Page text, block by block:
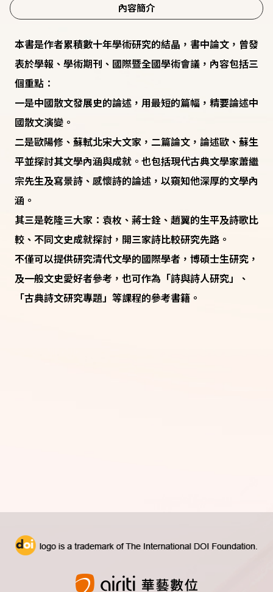
內容簡介
本書是作者累積數十年學術研究的結晶，書中論文，曾發
表於學報、學術期刊、國際暨全國學術會議，內容包括三
個重點：
一是中國散文發展史的論述，用最短的篇幅，精要論述中
國散文演變。
二是歐陽修、蘇軾北宋大文家，二篇論文，論述歐、蘇生
平並探討其文學內涵與成就。也包括現代古典文學家蕭繼
宗先生及寫景詩、感懷詩的論述，以窺知他深厚的文學內
涵。
其三是乾隆三大家：袁枚、蔣士銓、趙翼的生平及詩歌比
較、不同文史成就探討，開三家詩比較研究先路。
不僅可以提供研究清代文學的國際學者，博碩士生研究，
及一般文史愛好者參考，也可作為「詩與詩人研究」、
「古典詩文研究專題」等課程的參考書籍。